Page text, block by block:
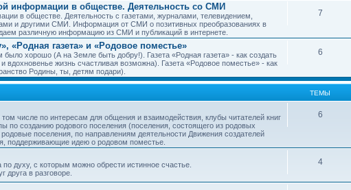
информации в обществе. Деятельность со СМИ
в обществе. Деятельность с газетами, журналами, телевидением,
и другими СМИ. Информация от СМИ о позитивных преобразованиях в
различную информацию из СМИ и публикаций в интернете.
7
«Родная газета» и «Родовое поместье»
было хорошо (А на Земле быть добру!). Газета «Родная газета» - как создать
жизнь счастливая возможна). Газета «Родовое поместье» - как
Родины, ты, детям подари).
6
ТЕМЫ
числе по интересам для общения и взаимодействия, клубы читателей книг
по созданию родового поселения (поселения, состоящего из родовых
поселения, по направлениям деятельности Движения создателей
поддерживающие идею о родовом поместье.
6
духу, с которым можно обрести истинное счастье.
в разговоре.
4